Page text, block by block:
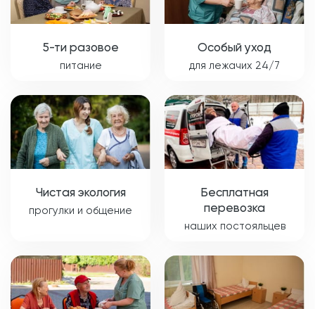
5-ти разовое
питание
Особый уход
для лежачих 24/7
Чистая экология
прогулки и общение
Бесплатная
перевозка
наших постояльцев